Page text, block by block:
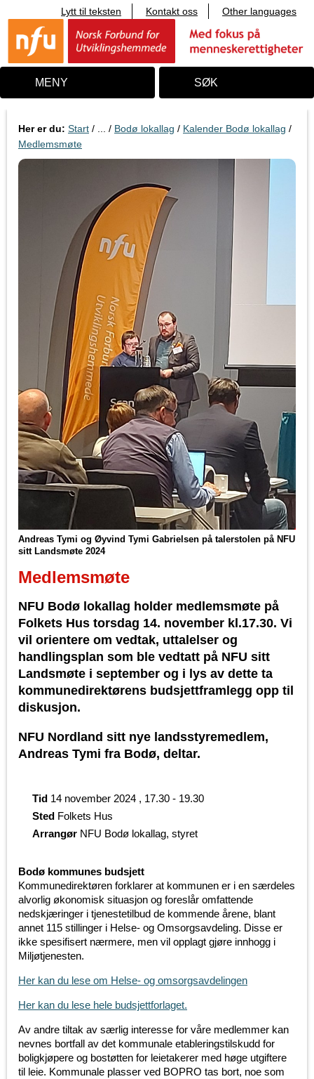
i
n
o
Lytt til teksten Kontakt oss Other languages
MENY SØK
Her er du: Start / ... / Bodø lokallag / Kalender Bodø lokallag /
Medlemsmøte
Andreas Tymi og Øyvind Tymi Gabrielsen på talerstolen på NFU
sitt Landsmøte 2024
Medlemsmøte
NFU Bodø lokallag holder medlemsmøte på
Folkets Hus torsdag 14. november kl.17.30. Vi
vil orientere om vedtak, uttalelser og
handlingsplan som ble vedtatt på NFU sitt
Landsmøte i september og i lys av dette ta
kommunedirektørens budsjettframlegg opp til
diskusjon.
NFU Nordland sitt nye landsstyremedlem,
Andreas Tymi fra Bodø, deltar.
Tid 14 november 2024 , 17.30 - 19.30
Sted Folkets Hus
Arrangør NFU Bodø lokallag, styret
Bodø kommunes budsjett
Kommunedirektøren forklarer at kommunen er i en særdeles
alvorlig økonomisk situasjon og foreslår omfattende
nedskjæringer i tjenestetilbud de kommende årene, blant
annet 115 stillinger i Helse- og Omsorgsavdeling. Disse er
ikke spesifisert nærmere, men vil opplagt gjøre innhogg i
Miljøtjenesten.
Her kan du lese om Helse- og omsorgsavdelingen
Her kan du lese hele budsjettforlaget.
Av andre tiltak av særlig interesse for våre medlemmer kan
nevnes bortfall av det kommunale etableringstilskudd for
boligkjøpere og bostøtten for leietakerer med høge utgiftere
til leie. Kommunale plasser ved BOPRO tas bort, noe som